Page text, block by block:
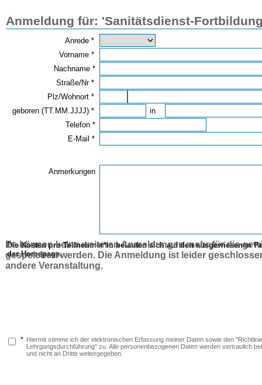
Anmeldung für: 'Sanitätsdienst-
Anrede *
Vorname *
Nachname *
Straße/Nr *
Plz/Wohnort *
E-Mail *
geboren (TT.MM.JJJJ) *
Telefon *
Anmerkungen
Es können keine weiteren Anmeldungen mehr für die
gespeichert werden. Die Anmeldung ist leider
andere Veranstaltung.
Hiermit stimme ich der elektronischen Erfassung meiner Daten sowie den
Lehrgangsdurchführung" zu. Alle personenbezogenen Daten werden vertraulich
und nicht an Dritte weitergegeben.
*
in
Die Kosten pro Teilnehmer*in belaufen sich auf den ausgewiesenen
der Homepage.